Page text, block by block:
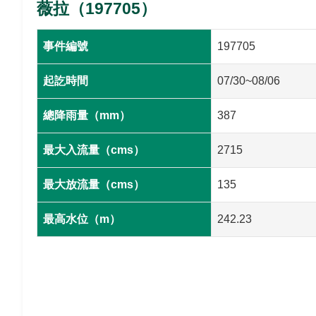
薇拉（197705）
事件編號 197705
起訖時間 07/30~08/06
總降雨量（mm） 387
最大入流量（cms） 2715
最大放流量（cms） 135
最高水位（m） 242.23